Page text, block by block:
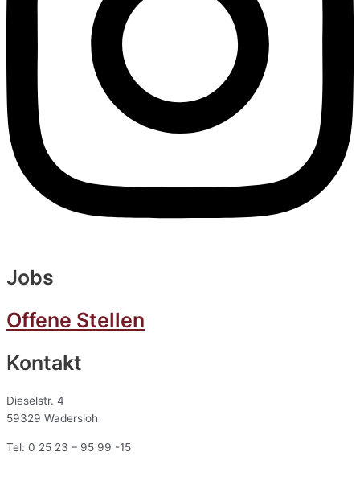
Jobs
Offene Stellen
Kontakt
Dieselstr. 4
59329 Wadersloh
Tel: 0 25 23 – 95 99 -15